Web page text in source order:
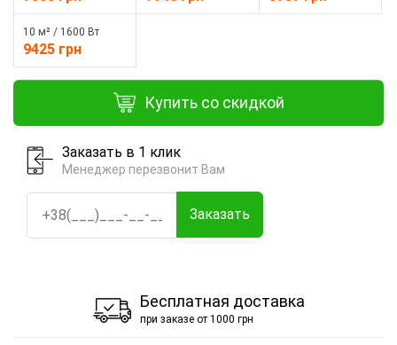
10 м² / 1600 Вт
9425 грн
Купить со скидкой
Заказать в 1 клик
Менеджер перезвонит Вам
Заказать
Бесплатная доставка
при заказе от 1000 грн